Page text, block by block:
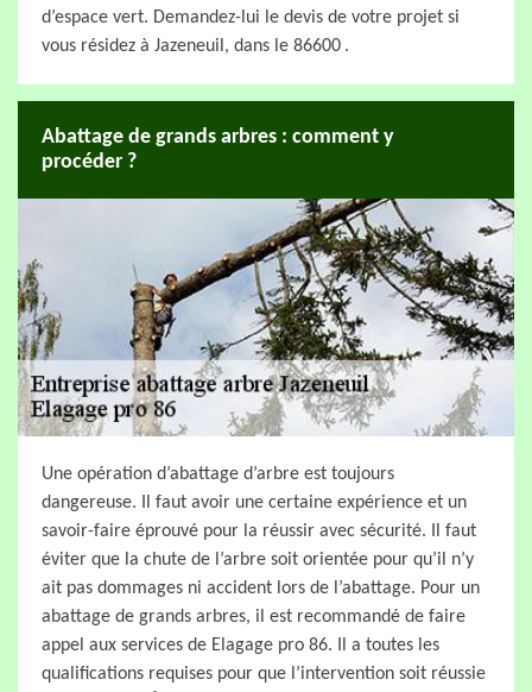
d’espace vert. Demandez-lui le devis de votre projet si
vous résidez à Jazeneuil, dans le 86600 .
Abattage de grands arbres : comment y
procéder ?
Une opération d’abattage d’arbre est toujours
dangereuse. Il faut avoir une certaine expérience et un
savoir-faire éprouvé pour la réussir avec sécurité. Il faut
éviter que la chute de l’arbre soit orientée pour qu’il n’y
ait pas dommages ni accident lors de l’abattage. Pour un
abattage de grands arbres, il est recommandé de faire
appel aux services de Elagage pro 86. Il a toutes les
qualifications requises pour que l’intervention soit réussie